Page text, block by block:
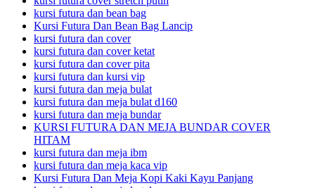
kursi futura dan bean bag
Kursi Futura Dan Bean Bag Lancip
kursi futura dan cover
kursi futura dan cover ketat
kursi futura dan cover pita
kursi futura dan kursi vip
kursi futura dan meja bulat
kursi futura dan meja bulat d160
kursi futura dan meja bundar
KURSI FUTURA DAN MEJA BUNDAR COVER
HITAM
kursi futura dan meja ibm
kursi futura dan meja kaca vip
Kursi Futura Dan Meja Kopi Kaki Kayu Panjang